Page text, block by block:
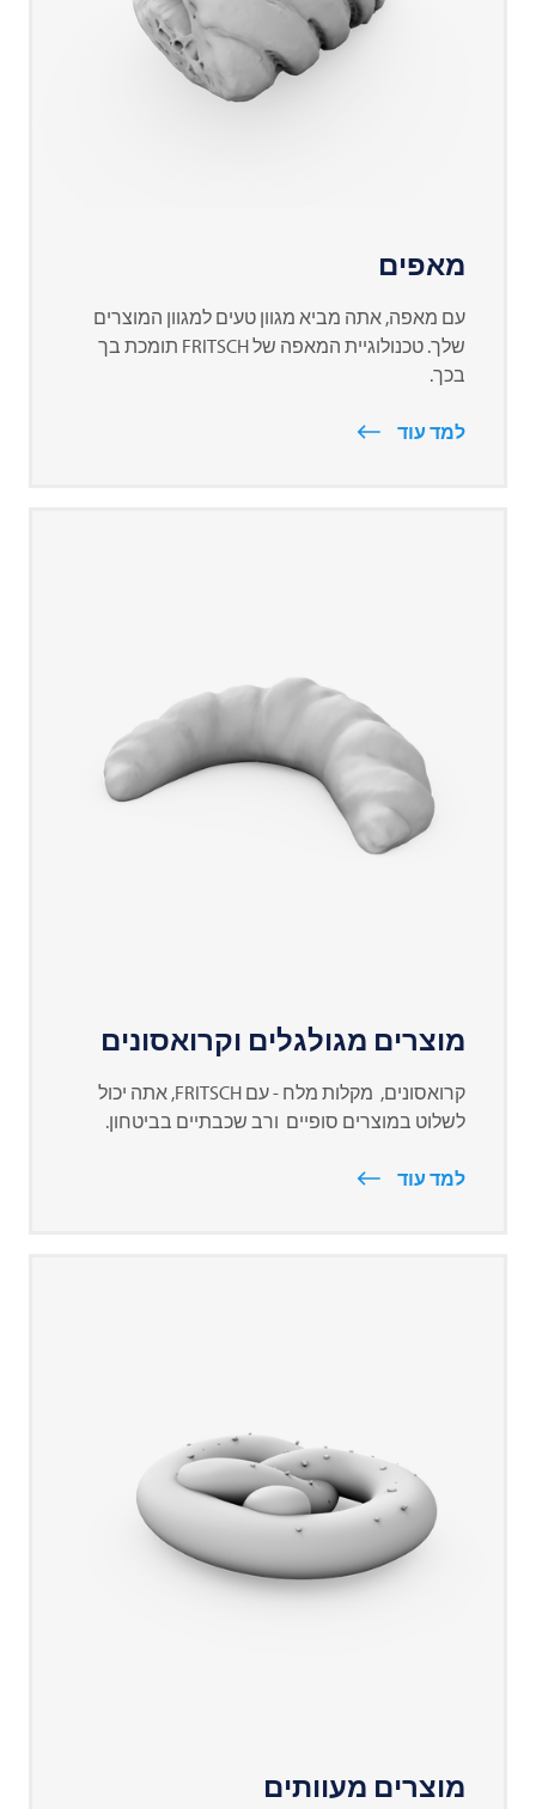
מאפים
עם מאפה, אתה מביא מגוון טעים למגוון המוצרים
שלך. טכנולוגיית המאפה שלFRITSCH תומכת בך
בכך.
למד עוד
מוצרים מגולגלים וקרואסונים
קרואסונים, מקלות מלח - עם FRITSCH, אתה יכול
לשלוט במוצרים סופיים ורב שכבתיים בביטחון.
למד עוד
מוצרים מעוותים